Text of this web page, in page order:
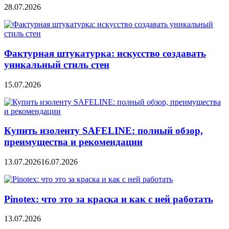
28.07.2026
Фактурная штукатурка: искусство создавать
уникальный стиль стен
15.07.2026
Купить изоленту SAFELINE: полный обзор,
преимущества и рекомендации
13.07.202616.07.2026
Pinotex: что это за краска и как с ней работать
13.07.2026